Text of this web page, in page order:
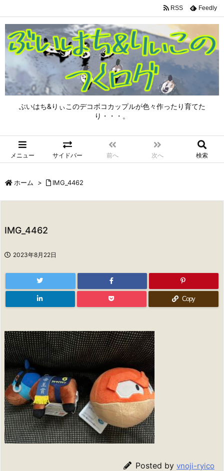
ぶいはち&りぃこのデコボコカップルが色々作ったり育てた
り・・・。
メニュー サイドバー 前へ 次へ 検索
RSS Feedly
ホーム > IMG_4462
IMG_4462
2023年8月22日
Copy
Posted by vnoji-ryico